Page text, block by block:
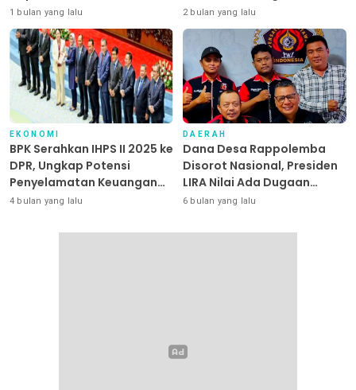
Dipangkas
1 bulan yang lalu 2 bulan yang lalu
EKONOMI
BPK Serahkan IHPS II 2025 ke
DPR, Ungkap Potensi
Penyelamatan Keuangan
Negara Puluhan Triliun
4 bulan yang lalu
DAERAH
Dana Desa Rappolemba
Disorot Nasional, Presiden
LIRA Nilai Ada Dugaan
Abuse of Power
6 bulan yang lalu